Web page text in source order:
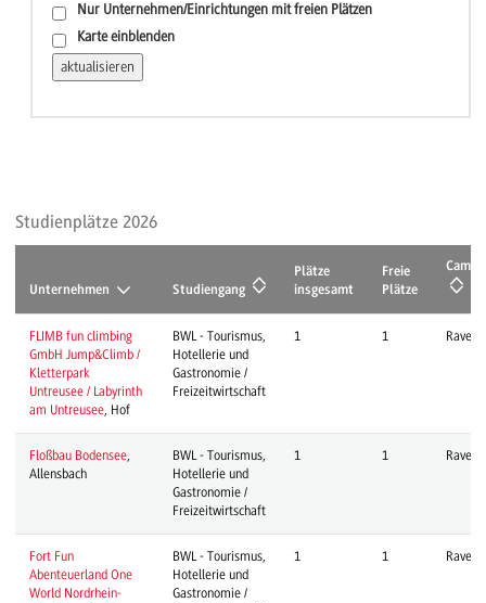
Nur Unternehmen/Einrichtungen mit freien Plätzen
Karte einblenden
Studienplätze 2026
Unternehmen Studiengang
Plätze
insgesamt
Freie
Plätze
FLIMB fun climbing
GmbH Jump&Climb /
Kletterpark
Untreusee / Labyrinth
am Untreusee, Hof
BWL - Tourismus,
Hotellerie und
Gastronomie /
Freizeitwirtschaft
1 1
Floßbau Bodensee,
Allensbach
BWL - Tourismus,
Hotellerie und
Gastronomie /
Freizeitwirtschaft
1 1
Fort Fun
Abenteuerland One
World Nordrhein-
BWL - Tourismus,
Hotellerie und
Gastronomie /
1 1